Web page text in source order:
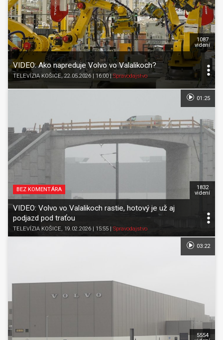
VIDEO: Ako napreduje Volvo vo Valalikoch?
TELEVÍZIA KOŠICE, 22.05.2026 | 16:00|Spravodajstvo
1087
videní
BEZ KOMENTÁRA
VIDEO: Volvo vo Valalikoch rastie, hotový je už aj
podjazd pod traťou
TELEVÍZIA KOŠICE, 19.02.2026 | 15:55 Spravodajstvo
1832
videní
01:25
5554
03:22